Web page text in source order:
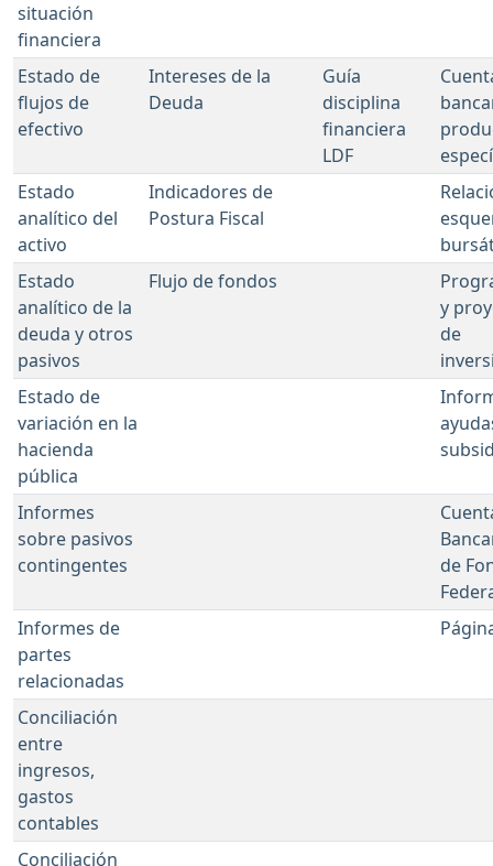
situación
financiera
Estado de
flujos de
efectivo
Intereses de la
Deuda
Guía
disciplina
financiera
LDF
Estado
analítico del
activo
Indicadores de
Postura Fiscal
Estado
analítico de la
deuda y otros
pasivos
Flujo de fondos
y
de
Estado de
variación en la
hacienda
pública
Informes
sobre pasivos
contingentes
de
Informes de
partes
relacionadas
Conciliación
entre
ingresos,
gastos
contables
Conciliación